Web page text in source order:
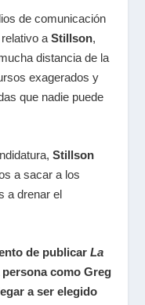
de comunicación
a Stillson,
distancia de la
exagerados y
que nadie puede
Stillson
a sacar a los
a drenar el
de publicar La
como Greg
a ser elegido